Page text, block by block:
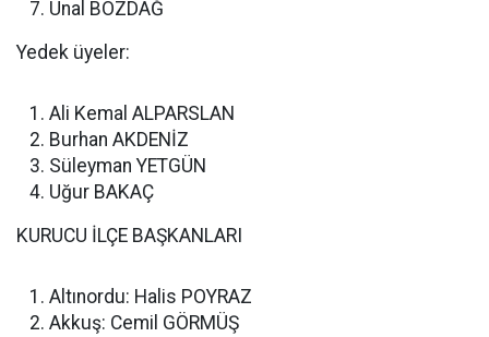
Ünal BOZDAĞ
Yedek üyeler:
Ali Kemal ALPARSLAN
Burhan AKDENİZ
Süleyman YETGÜN
Uğur BAKAÇ
KURUCU İLÇE BAŞKANLARI
Altınordu: Halis POYRAZ
Akkuş: Cemil GÖRMÜŞ